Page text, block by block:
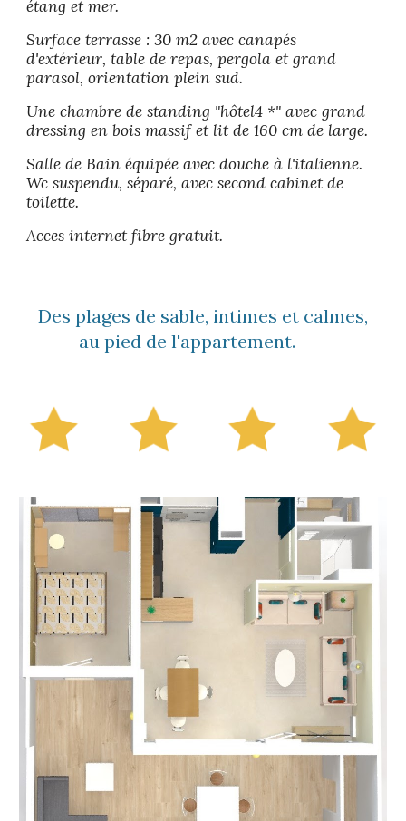
étang et mer.
Surface terrasse : 30 m2 avec canapés
d'extérieur, table de repas, pergola et grand
parasol, orientation plein sud.
Une chambre de standing "hôtel4 *" avec grand
dressing en bois massif et lit de 160 cm de large.
Salle de Bain équipée avec douche à l'italienne.
Wc suspendu,séparé,avec second cabinet de
toilette.
Acces internet fibre gratuit.
Des plages de sable, intimes et calmes,
au pied de l'appartement.